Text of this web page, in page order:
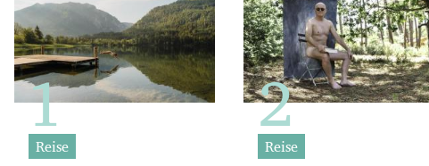
Reise Reise